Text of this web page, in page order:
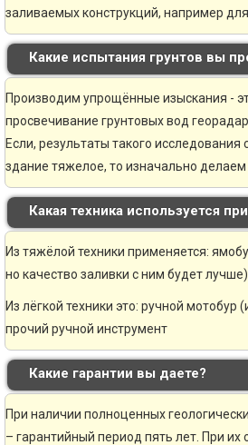
заливаемых конструкций, например
Какие испытания грунтов вы
Производим упрощённые изыскания -
просвечивание грунтовых вод
Если, результаты такого
здание тяжелое, то изначально
Какая техника используется
Из тяжёлой техники применяется:
но качество заливки с ним будет
Из лёгкой техники это: ручной
прочий ручной инструмент
Какие гарантии вы даете?
При наличии полноценных
– гарантийный период пять лет. При их